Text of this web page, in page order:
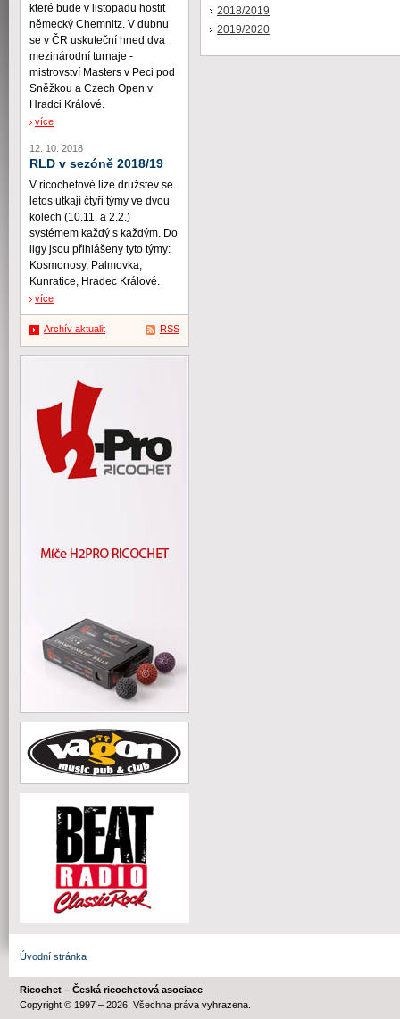
2018/2019
2019/2020
které bude v listopadu hostit
německý Chemnitz. V dubnu
se v ČR uskuteční hned dva
mezinárodní turnaje -
mistrovství Masters v Peci pod
Sněžkou a Czech Open v
Hradci Králové.
více
12. 10. 2018
RLD v sezóně 2018/19
V ricochetové lize družstev se
letos utkají čtyři týmy ve dvou
kolech (10.11. a 2.2.)
systémem každý s každým. Do
ligy jsou přihlášeny tyto týmy:
Kosmonosy, Palmovka,
Kunratice, Hradec Králové.
více
Archív aktualit RSS
Úvodní stránka
Ricochet – Česká ricochetová asociace
Copyright © 1997 – 2026. Všechna práva vyhrazena.